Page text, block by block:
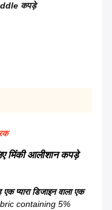
कपड़े
मिंकी आलीशान कपड़े
एक प्यारा डिजाइन वाला एक
containing 5%